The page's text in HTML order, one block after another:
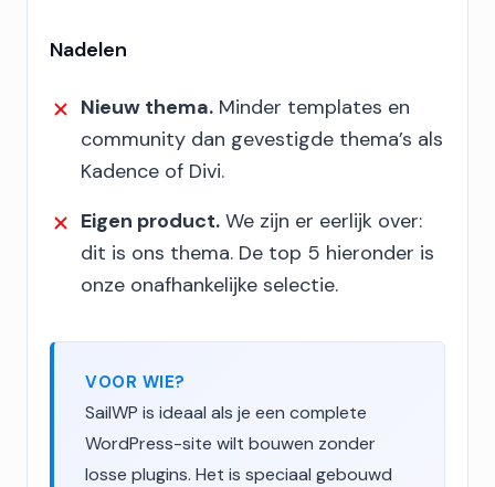
Nadelen
Nieuw thema. Minder templates en
community dan gevestigde thema’s als
Kadence of Divi.
Eigen product. We zijn er eerlijk over:
dit is ons thema. De top 5 hieronder is
onze onafhankelijke selectie.
VOOR WIE?
SailWP is ideaal als je een complete
WordPress-site wilt bouwen zonder
losse plugins. Het is speciaal gebouwd